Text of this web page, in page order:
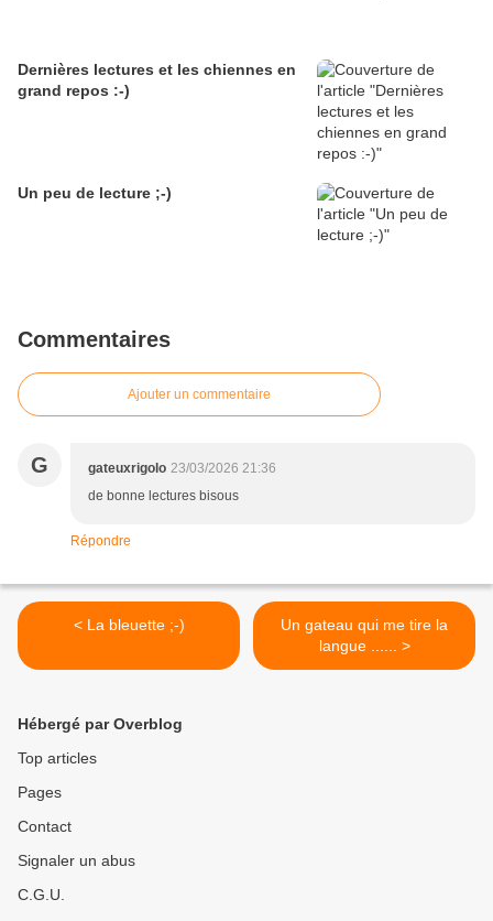
Dernières lectures et les chiennes en
grand repos :-)
Un peu de lecture ;-)
Commentaires
Ajouter un commentaire
G gateuxrigolo 23/03/2026 21:36
de bonne lectures bisous
Répondre
< La bleuette ;-)
Un gateau qui me tire la
langue ...... >
Hébergé par Overblog
Top articles
Pages
Contact
Signaler un abus
C.G.U.